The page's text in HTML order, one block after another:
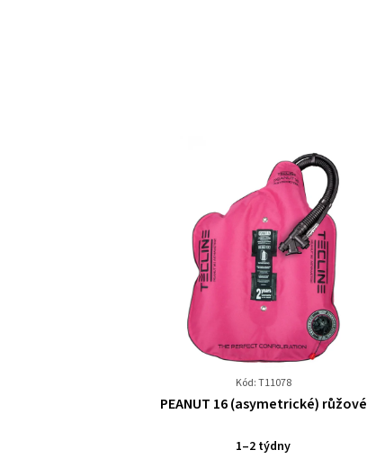
Kód: T11078
Průměrné
produktu
PEANUT 16 (asymetrické) růžové
1–2 týdny